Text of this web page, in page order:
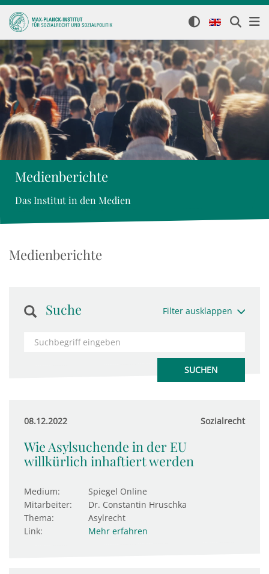
Medienberichte
Das Institut in den Medien
Medienberichte
Suche Filter ausklappen
08.12.2022 Sozialrecht
Wie Asylsuchende in der EU
willkürlich inhaftiert werden
Medium:
Spiegel Online
Mitarbeiter:
Dr. Constantin Hruschka
Thema:
Asylrecht
Link:
Mehr erfahren